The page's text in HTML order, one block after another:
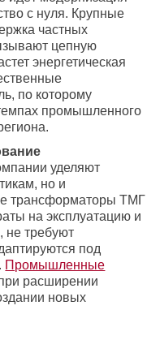
с нуля. Крупные
частных
цепную
энергетическая
по которому
промышленного
уделяют
но и
трансформаторы ТМГ
на эксплуатацию и
не требуют
под
Промышленные
расширении
новых